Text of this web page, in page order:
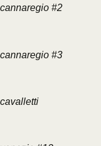
cannaregio #2
cannaregio #3
cavalletti